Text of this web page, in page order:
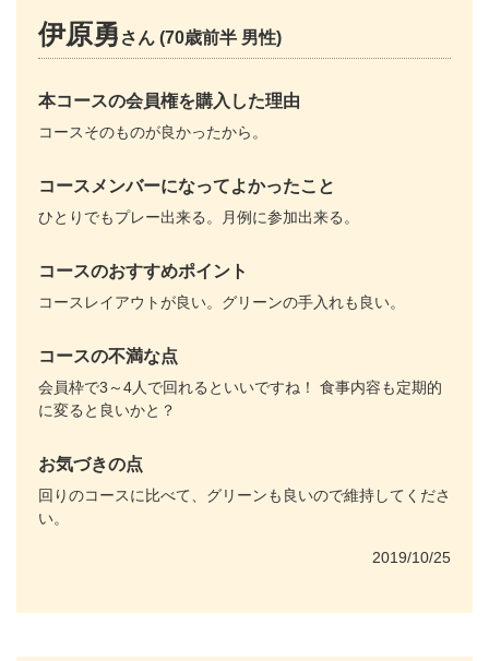
伊原勇 さん (70歳前半 男性)
本コースの会員権を購入した理由
コースそのものが良かったから。
コースメンバーになってよかったこと
ひとりでもプレー出来る。月例に参加出来る。
コースのおすすめポイント
コースレイアウトが良い。グリーンの手入れも良い。
コースの不満な点
会員枠で3～4人で回れるといいですね！ 食事内容も定期的
に変ると良いかと？
お気づきの点
回りのコースに比べて、グリーンも良いので維持してくださ
い。
2019/10/25